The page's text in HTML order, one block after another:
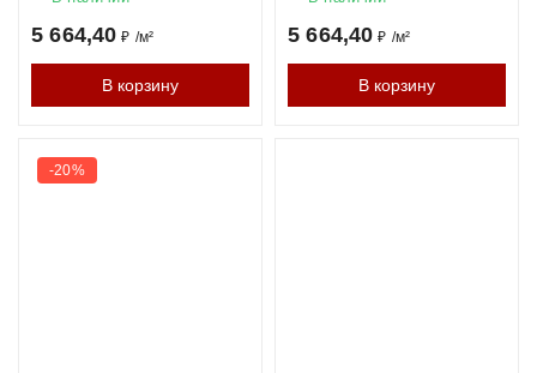
Да, кирпич отлично подходит для интерьерных решений и
акцентных стен.
Почему стоит купить кирпич у нас
5 664,40 ₽ /м²
В корзину
5 664,40 ₽ /м²
В корзину
-20%